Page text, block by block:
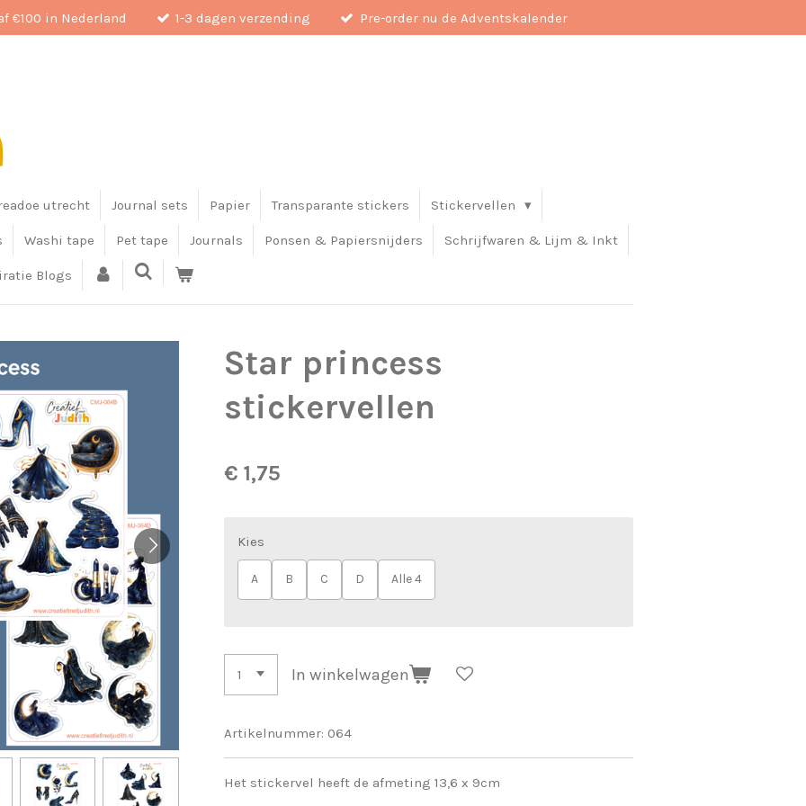
€100 in Nederland 1-3 dagen verzending Pre-order nu de Adventskalender
utrecht Journal sets Papier Transparante stickers Stickervellen
Washi tape Pet tape Journals Ponsen & Papiersnijders Schrijfwaren & Lijm & Inkt
Blogs
Star princess
stickervellen
€ 1,75
Kies
A B C D Alle 4
In winkelwagen
Artikelnummer: 064
Het stickervel heeft de afmeting 13,6 x 9cm